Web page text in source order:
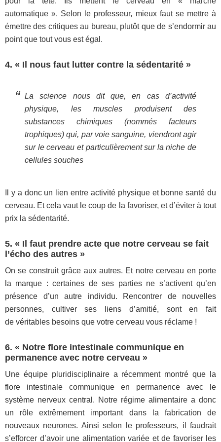
automatique ». Selon le professeur, mieux faut se mettre à
émettre des critiques au bureau, plutôt que de s’endormir au
point que tout vous est égal.
4. « Il nous faut lutter contre la sédentarité »
La science nous dit que, en cas d’activité
physique, les muscles produisent des
substances chimiques (nommés facteurs
trophiques) qui, par voie sanguine, viendront agir
sur le cerveau et particulièrement sur la niche de
cellules souches
Il y a donc un lien entre activité physique et bonne santé du
cerveau. Et cela vaut le coup de la favoriser, et d’éviter à tout
prix la sédentarité.
5. « Il faut prendre acte que notre cerveau se fait
l’écho des autres »
On se construit grâce aux autres. Et notre cerveau en porte
la marque : certaines de ses parties ne s’activent qu’en
présence d’un autre individu. Rencontrer de nouvelles
personnes, cultiver ses liens d’amitié, sont en fait
de véritables besoins que votre cerveau vous réclame !
6. « Notre flore intestinale communique en
permanence avec notre cerveau »
Une équipe pluridisciplinaire a récemment montré que la
flore intestinale communique en permanence avec le
système nerveux central. Notre régime alimentaire a donc
un rôle extrêmement important dans la fabrication de
nouveaux neurones. Ainsi selon le professeurs, il faudrait
s’efforcer d’avoir une alimentation variée et de favoriser les